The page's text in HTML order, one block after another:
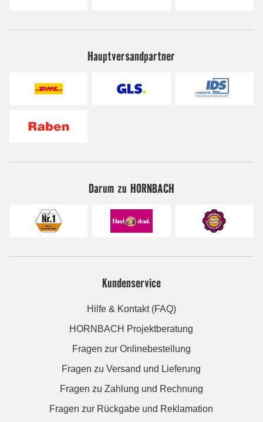
Hauptversandpartner
Darum zu HORNBACH
Kundenservice
Hilfe & Kontakt (FAQ)
HORNBACH Projektberatung
Fragen zur Onlinebestellung
Fragen zu Versand und Lieferung
Fragen zu Zahlung und Rechnung
Fragen zur Rückgabe und Reklamation